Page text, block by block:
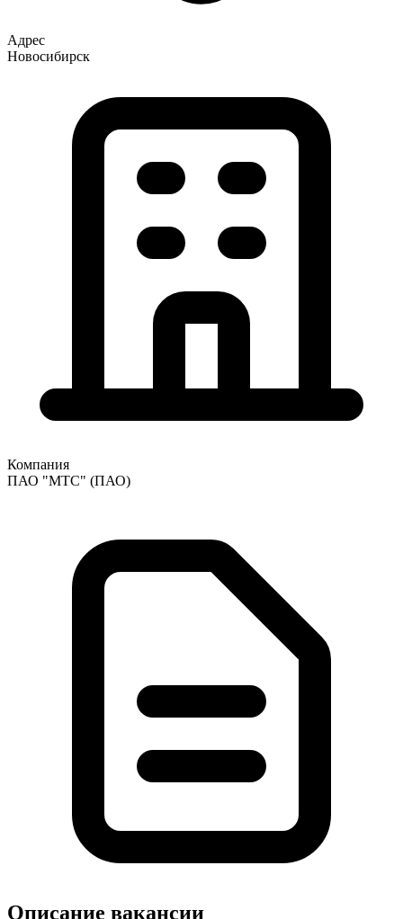
Адрес
Новосибирск
Компания
ПАО "МТС" (ПАО)
Описание вакансии